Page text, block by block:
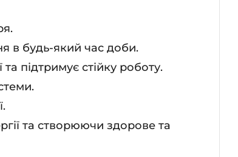
в будь-який час доби.
підтримує стійку роботу.
та створюючи здорове та